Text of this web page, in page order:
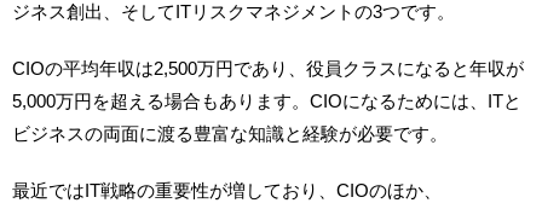
ジネス創出、そしてITリスクマネジメントの3つです。
CIOの平均年収は2,500万円であり、役員クラスになると年収が
5,000万円を超える場合もあります。CIOになるためには、ITと
ビジネスの両面に渡る豊富な知識と経験が必要です。
最近ではIT戦略の重要性が増しており、CIOのほか、